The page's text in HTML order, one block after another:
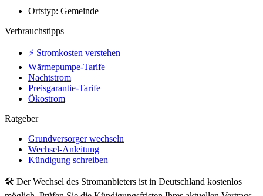
Ortstyp: Gemeinde
Verbrauchstipps
⚡ Stromkosten verstehen
Wärmepumpe-Tarife
Nachtstrom
Preisgarantie-Tarife
Ökostrom
Ratgeber
Grundversorger wechseln
Wechsel-Anleitung
Kündigung schreiben
🛠 Der Wechsel des Stromanbieters ist in Deutschland kostenlos